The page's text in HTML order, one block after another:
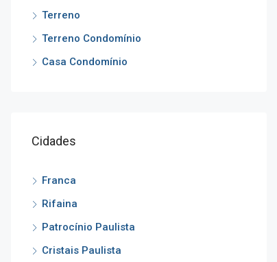
Terreno
Terreno Condomínio
Casa Condomínio
Cidades
Franca
Rifaina
Patrocínio Paulista
Cristais Paulista